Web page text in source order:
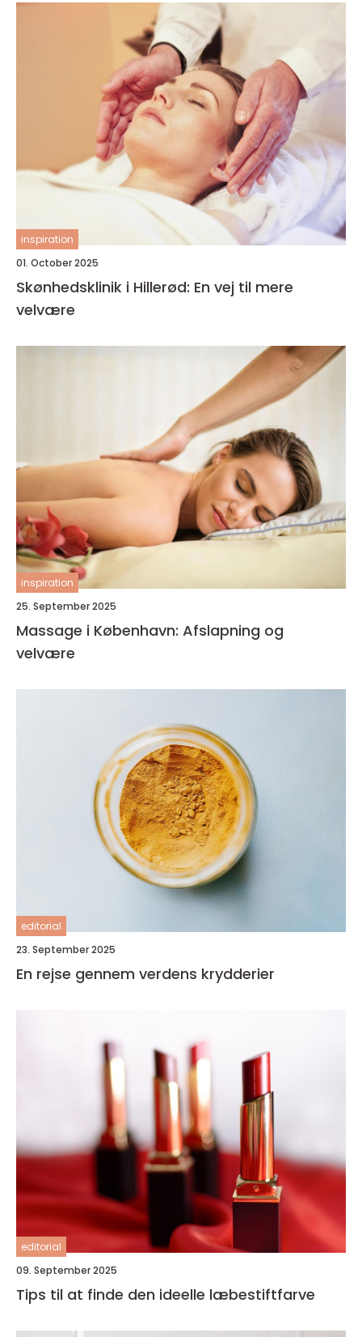
inspiration
01. October 2025
Skønhedsklinik i Hillerød: En vej til mere
velvære
inspiration
25. September 2025
Massage i København: Afslapning og
velvære
editorial
23. September 2025
En rejse gennem verdens krydderier
editorial
09. September 2025
Tips til at finde den ideelle læbestiftfarve